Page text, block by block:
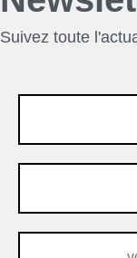
Suivez toute